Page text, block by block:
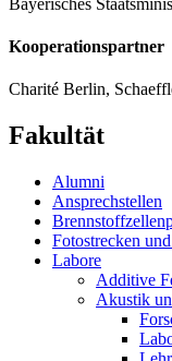
Bayerisches
Kooperationspartner
Charité Berlin,
Fakultät
Alumni
Ansprechstellen
Fotostrecken
Labore
Additive
Akustik